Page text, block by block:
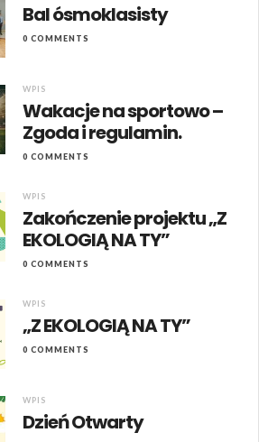
Bal ósmoklasisty
0 COMMENTS
WPIS
Wakacje na sportowo –
Zgoda i regulamin.
0 COMMENTS
WPIS
Zakończenie projektu „Z
EKOLOGIĄ NA TY”
0 COMMENTS
WPIS
„Z EKOLOGIĄ NA TY”
0 COMMENTS
WPIS
Dzień Otwarty